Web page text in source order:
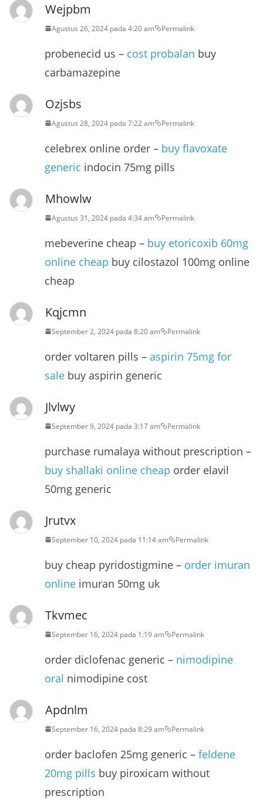
Wejpbm
Agustus 26, 2024 pada 4:20 am Permalink
probenecid us – cost probalan buy
carbamazepine
Ozjsbs
Agustus 28, 2024 pada 7:22 am Permalink
celebrex online order – buy flavoxate
generic indocin 75mg pills
Mhowlw
Agustus 31, 2024 pada 4:34 am Permalink
mebeverine cheap – buy etoricoxib 60mg
online cheap buy cilostazol 100mg online
cheap
Kqjcmn
September 2, 2024 pada 8:20 am Permalink
order voltaren pills – aspirin 75mg for
sale buy aspirin generic
Jlvlwy
September 9, 2024 pada 3:17 am Permalink
purchase rumalaya without prescription –
buy shallaki online cheap order elavil
50mg generic
Jrutvx
September 10, 2024 pada 11:14 am Permalink
buy cheap pyridostigmine – order imuran
online imuran 50mg uk
Tkvmec
September 16, 2024 pada 1:19 am Permalink
order diclofenac generic – nimodipine
oral nimodipine cost
Apdnlm
September 16, 2024 pada 8:29 am Permalink
order baclofen 25mg generic – feldene
20mg pills buy piroxicam without
prescription